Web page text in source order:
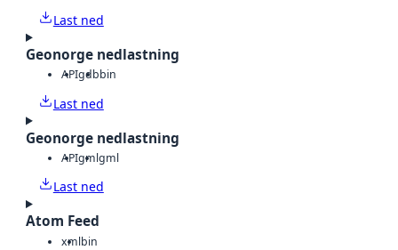
Last ned
Geonorge nedlastning
APIgdbbin
Last ned
Geonorge nedlastning
APIgmlgml
Last ned
Atom Feed
xmlbin